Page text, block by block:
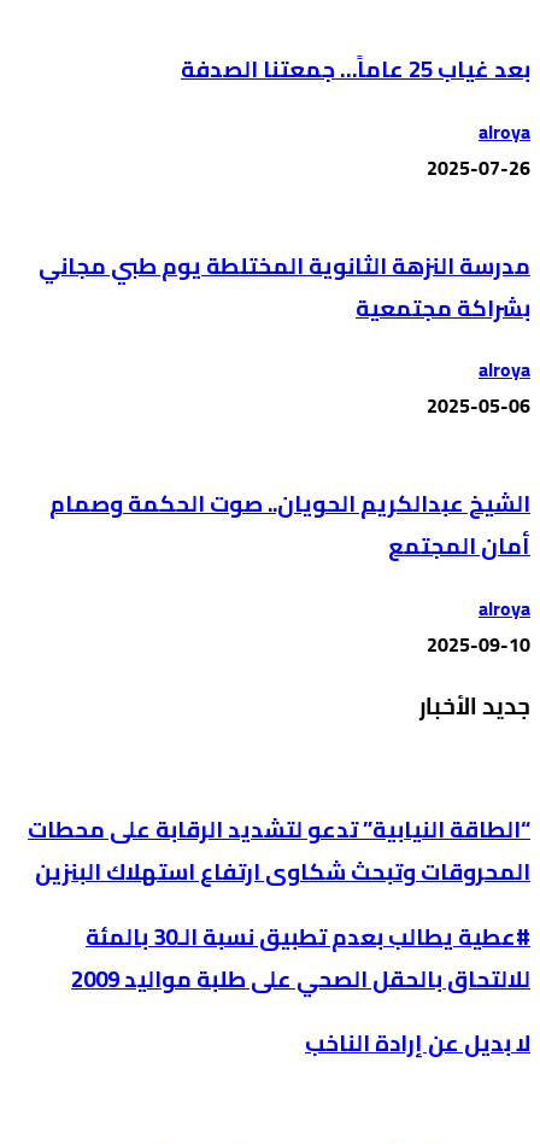
بعد غياب 25 عاماً… جمعتنا الصدفة
alroya
2025-07-26
مدرسة النزهة الثانوية المختلطة يوم طبي مجاني
بشراكة مجتمعية
alroya
2025-05-06
الشيخ عبدالكريم الحويان.. صوت الحكمة وصمام
أمان المجتمع
alroya
2025-09-10
جديد الأخبار
“الطاقة النيابية” تدعو لتشديد الرقابة على محطات
المحروقات وتبحث شكاوى ارتفاع استهلاك البنزين
#عطية يطالب بعدم تطبيق نسبة الـ30 بالمئة
للالتحاق بالحقل الصحي على طلبة مواليد 2009
لا بديل عن إرادة الناخب